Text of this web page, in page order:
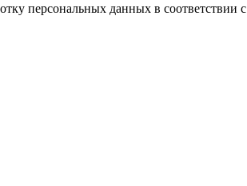
персональных данных в соответствии с